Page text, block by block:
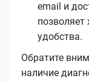
email и
позволяет
удобства.
Обратите
наличие